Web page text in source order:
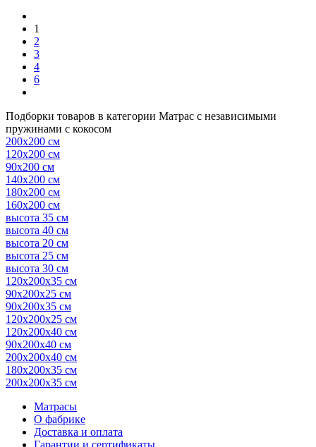
1
2
3
4
6
Подборки товаров в категории Матрас с независимыми
пружинами с кокосом
200х200 см
120х200 см
90х200 см
140х200 см
180х200 см
160х200 см
высота 35 см
высота 40 см
высота 20 см
высота 25 см
высота 30 см
120х200х35 см
90х200х25 см
90х200х35 см
120х200х25 см
120х200х40 см
90х200х40 см
200х200х40 см
180х200х35 см
200х200х35 см
Матрасы
О фабрике
Доставка и оплата
Гарантии и сертификаты